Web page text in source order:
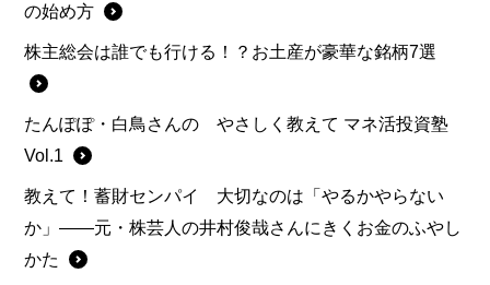
の始め方
株主総会は誰でも行ける！？お土産が豪華な銘柄7選
たんぽぽ・白鳥さんの やさしく教えて マネ活投資塾
Vol.1
教えて！蓄財センパイ 大切なのは「やるかやらない
か」――元・株芸人の井村俊哉さんにきくお金のふやし
かた